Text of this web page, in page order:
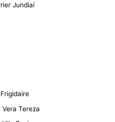
Jundiaí
Tereza